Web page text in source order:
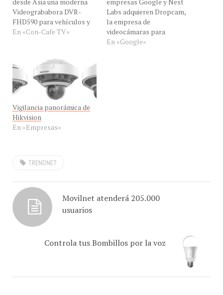
FHD590 para vehículos y
ya esta disponible para
América Latina. Esta
en el parabrisas de su
vehículo, graba imágenes
nítidas y claras en alta
definición…
En «Con-Cafe TV»
la empresa de
videocámaras para
vigilancia, de acuerdo a
techcrunch.com la
En «Google»
Vigilancia panorámica de
Hikvision
En «Empresas»
usuarios